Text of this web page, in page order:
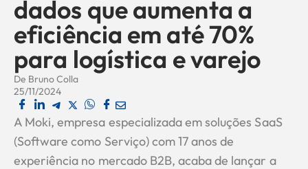
dados que aumenta a
eficiência em até 70%
para logística e varejo
De Bruno Colla
25/11/2024
A Moki, empresa especializada em soluções SaaS
(Software como Serviço) com 17 anos de
experiência no mercado B2B, acaba de lançar a